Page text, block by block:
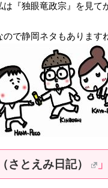
『独眼竜政宗』を見て
で静岡ネタもあります
さとえみ日記）